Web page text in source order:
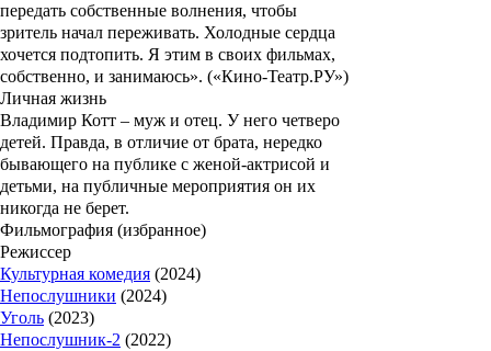
передать собственные волнения, чтобы
зритель начал переживать. Холодные сердца
хочется подтопить. Я этим в своих фильмах,
собственно, и занимаюсь». («Кино-Театр.РУ»)
Личная жизнь
Владимир Котт – муж и отец. У него четверо
детей. Правда, в отличие от брата, нередко
бывающего на публике с женой-актрисой и
детьми, на публичные мероприятия он их
никогда не берет.
Фильмография (избранное)
Режиссер
Культурная комедия (2024)
Непослушники (2024)
Уголь (2023)
Непослушник-2 (2022)